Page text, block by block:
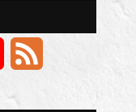
YouTube